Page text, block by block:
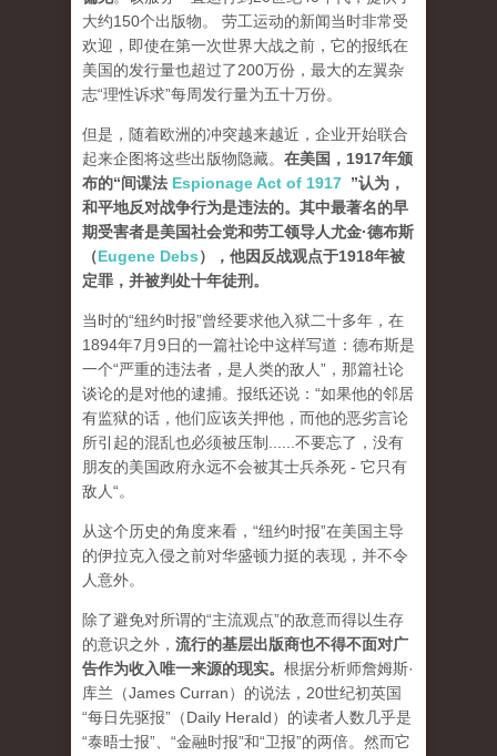
大约150个出版物。 劳工运动的新闻当时非常受
欢迎，即使在第一次世界大战之前，它的报纸在
美国的发行量也超过了200万份，最大的左翼杂
志“理性诉求”每周发行量为五十万份。
但是，随着欧洲的冲突越来越近，企业开始联合
起来企图将这些出版物隐藏。 在美国，1917年颁
布的“间谍法 Espionage Act of 1917 ”认为，
和平地反对战争行为是违法的。其中最著名的早
期受害者是美国社会党和劳工领导人尤金·德布斯
（Eugene Debs），他因反战观点于1918年被
定罪，并被判处十年徒刑。
当时的“纽约时报”曾经要求他入狱二十多年，在
1894年7月9日的一篇社论中这样写道：德布斯是
一个“严重的违法者，是人类的敌人”，那篇社论
谈论的是对他的逮捕。报纸还说：“如果他的邻居
有监狱的话，他们应该关押他，而他的恶劣言论
所引起的混乱也必须被压制......不要忘了，没有
朋友的美国政府永远不会被其士兵杀死 - 它只有
敌人“。
从这个历史的角度来看，“纽约时报”在美国主导
的伊拉克入侵之前对华盛顿力挺的表现，并不令
人意外。
除了避免对所谓的“主流观点”的敌意而得以生存
的意识之外， 流行的基层出版商也不得不面对广
告作为收入唯一来源的现实。 根据分析师詹姆斯·
库兰（James Curran）的说法，20世纪初英国
“每日先驱报”（Daily Herald）的读者人数几乎是
“泰晤士报”、“金融时报”和“卫报”的两倍。然而它